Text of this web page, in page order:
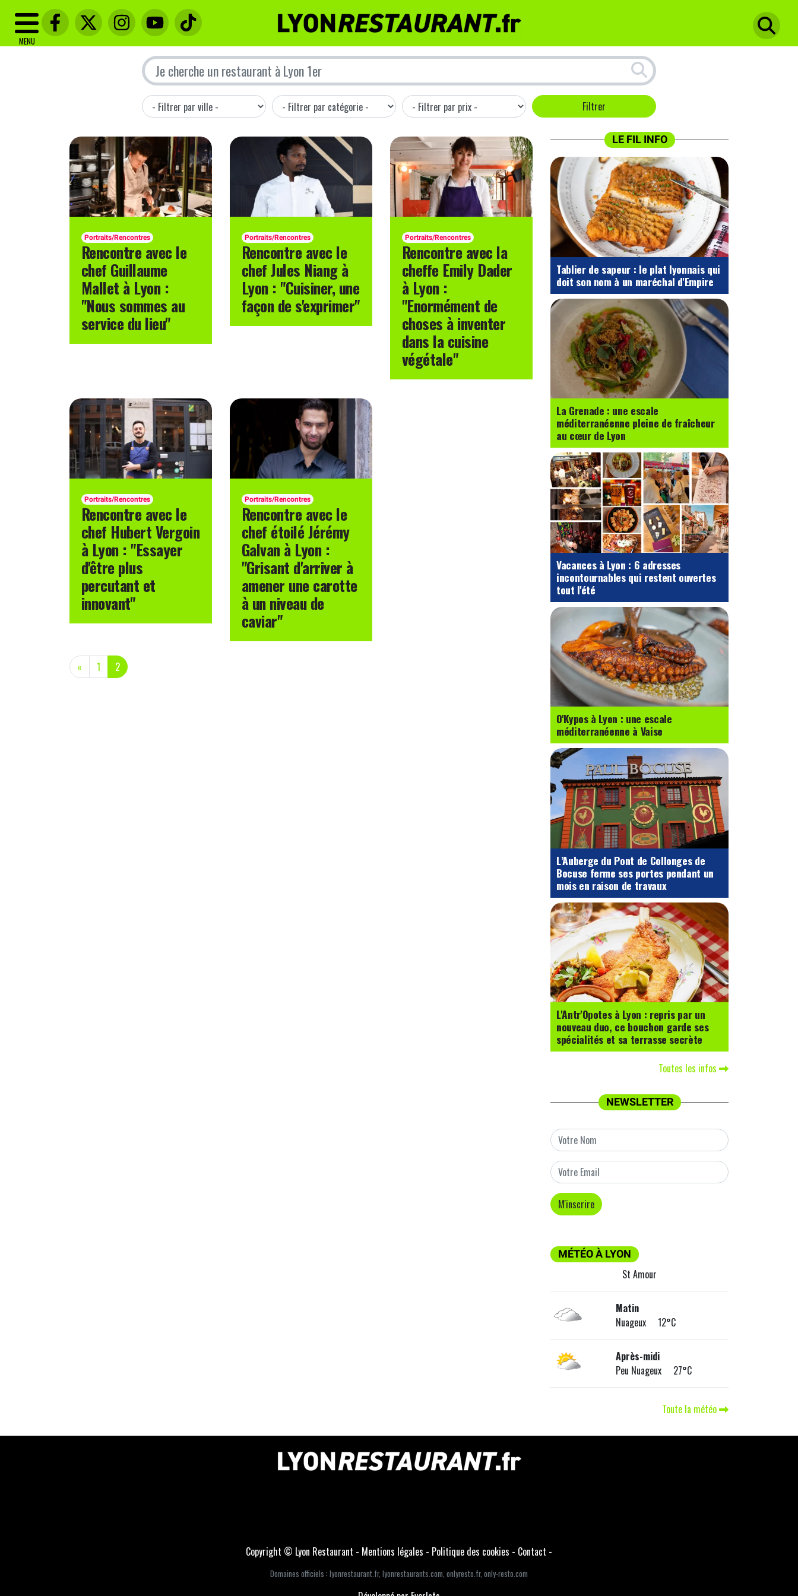
MENU
Portraits/Rencontres
Rencontre avec le
chef Guillaume
Mallet à Lyon :
"Nous sommes au
service du lieu"
Portraits/Rencontres
Rencontre avec le
chef Jules Niang à
Lyon : "Cuisiner, une
façon de s'exprimer"
Portraits/Rencontres
Rencontre avec la
cheffe Emily Dader
à Lyon :
"Enormément de
choses à inventer
dans la cuisine
végétale"
Portraits/Rencontres
Rencontre avec le
chef Hubert Vergoin
à Lyon : "Essayer
d'être plus
percutant et
innovant"
Portraits/Rencontres
Rencontre avec le
chef étoilé Jérémy
Galvan à Lyon :
"Grisant d'arriver à
amener une carotte
à un niveau de
caviar"
« 1 2(current)
LE FIL INFO
Tablier de sapeur : le plat lyonnais qui
doit son nom à un maréchal d'Empire
La Grenade : une escale
méditerranéenne pleine de fraîcheur
au cœur de Lyon
Vacances à Lyon : 6 adresses
incontournables qui restent ouvertes
tout l'été
O'Kypos à Lyon : une escale
méditerranéenne à Vaise
L’Auberge du Pont de Collonges de
Bocuse ferme ses portes pendant un
mois en raison de travaux
L'Antr'Opotes à Lyon : repris par un
nouveau duo, ce bouchon garde ses
spécialités et sa terrasse secrète
Toutes les infos
NEWSLETTER
MÉTÉO À LYON
St Amour
Matin
Nuageux 12°C
Après-midi
Peu Nuageux 27°C
Toute la météo
Copyright © Lyon Restaurant - Mentions légales - Politique des cookies - Contact -
Domaines officiels : lyonrestaurant.fr, lyonrestaurants.com, onlyresto.fr, only-resto.com